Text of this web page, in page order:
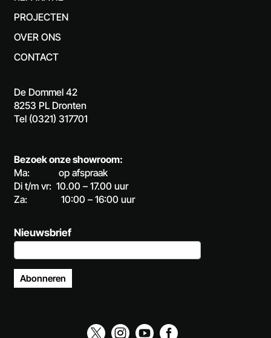
PROJECTEN
OVER ONS
CONTACT
De Dommel 42
8253 PL Dronten
Tel (0321) 317701
Bezoek onze showroom:
Ma: op afspraak
Di t/m vr: 10.00 – 17.00 uur
Za: 10:00 – 16:00 uur
Nieuwsbrief
Abonneren
   